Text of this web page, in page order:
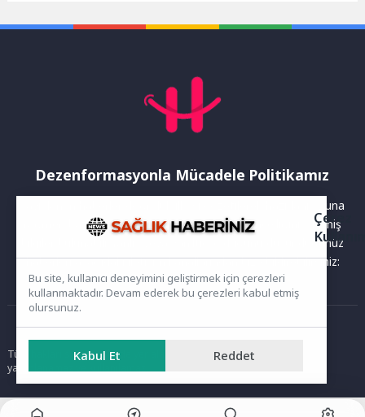
mutabakat zaptı
atmosfer sundu....
Dezenformasyonla Mücadele Politikamız
Yayınlanan haberler doğruluk ilkesi gözetilerek hazırlanır. Buna
rağmen bazı içeriklerde eksik, hatalı veya güncelliğini yitirmiş
bilgiler bulunabilir.Yanlış veya yanıltıcı olduğunu düşündüğünüz
haberleri aşağıdaki iletişim kanallarından bize bildirebilirsiniz:
Ana Sayfa
Tüm hakları saklıdır. Sitede yer alan içerikler izinsiz kopyalanamaz,
yayımlanamaz ve kullanılamaz.
Çerez
Bu site, kullanıcı deneyimini geliştirmek için çerezleri
kullanmaktadır. Devam ederek bu çerezleri kabul etmiş
olursunuz.
Kabul Et Reddet